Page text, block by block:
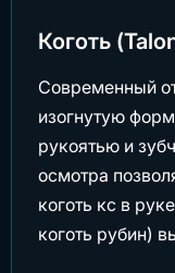
Коготь
Современный
изогнутую
рукоятью и
осмотра
коготь кс в
коготь рубин)